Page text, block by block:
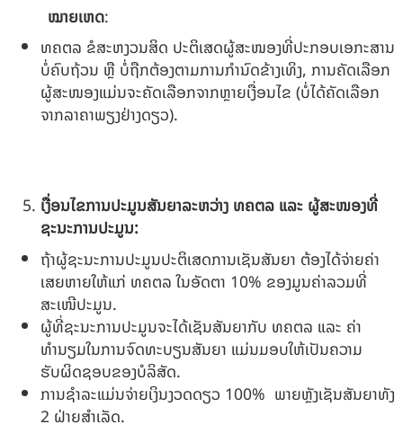
ໝາຍເຫດ:
ທຄຕລ ຂໍສະຫງວນສິດ ປະຕິເສດຜູ້ສະໜອງທີ່ປະກອບເອກະສານ
ບໍ່ຄົບຖ້ວນ ຫຼື ບໍ່ຖືກຕ້ອງຕາມການກຳນົດຂ້າງເທິງ, ການຄັດເລືອກ
ຜູ້ສະໜອງແມ່ນຈະຄັດເລືອກຈາກຫຼາຍເງື່ອນໄຂ (ບໍ່ໄດ້ຄັດເລືອກ
ຈາກລາຄາພຽງຢ່າງດຽວ).
ເງື່ອນໄຂການປະມູນສັນຍາລະຫວ່າງ ທຄຕລ ແລະ ຜູ້ສະໜອງທີ່
ຊະນະການປະມູນ:
ຖ້າຜູ້ຊະນະການປະມູນປະຕິເສດການເຊັນສັນຍາ ຕ້ອງໄດ້ຈ່າຍຄ່າ
ເສຍຫາຍໃຫ້ແກ່ ທຄຕລ ໃນອັດຕາ 10% ຂອງມູນຄ່າລວມທີ່
ສະເໜີປະມູນ.
ຜູ້ທີ່ຊະນະການປະມູນຈະໄດ້ເຊັນສັນຍາກັບ ທຄຕລ ແລະ ຄ່າ
ທຳນຽມໃນການຈົດທະບຽນສັນຍາ ແມ່ນມອບໃຫ້ເປັນຄວາມ
ຮັບຜິດຊອບຂອງບໍລິສັດ.
ການຊໍາລະແມ່ນຈ່າຍເງິນງວດດຽວ 100% ພາຍຫຼັງເຊັນສັນຍາທັງ
2 ຝ່າຍສໍາເລັດ.